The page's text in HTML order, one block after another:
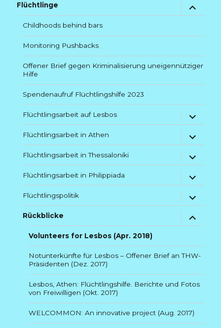
Flüchtlinge
Untermenü
anzeigen
Childhoods behind bars
Monitoring Pushbacks
Offener Brief gegen Kriminalisierung uneigennütziger
Hilfe
Spendenaufruf Flüchtlingshilfe 2023
Flüchtlingsarbeit auf Lesbos
Untermenü
anzeigen
Flüchtlingsarbeit in Athen
Untermenü
anzeigen
Flüchtlingsarbeit in Thessaloniki
Untermenü
anzeigen
Flüchtlingsarbeit in Philippiada
Untermenü
anzeigen
Flüchtlingspolitik
Untermenü
anzeigen
Rückblicke
Untermenü
anzeigen
Volunteers for Lesbos (Apr. 2018)
Notunterkünfte für Lesbos – Offener Brief an THW-
Präsidenten (Dez. 2017)
Lesbos, Athen: Flüchtlingshilfe. Berichte und Fotos
von Freiwilligen (Okt. 2017)
WELCOMMON: An innovative project (Aug. 2017)